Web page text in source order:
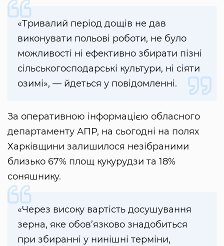
«Тривалий період дощів не дав
виконувати польові роботи, не було
можливості ні ефективно збирати пізні
сільськогосподарські культури, ні сіяти
озимі», — йдеться у повідомленні.
За оперативною інформацією обласного
департаменту АПР, на сьогодні на полях
Харківщини залишилося незібраними
близько 67% площ кукурудзи та 18%
соняшнику.
«Через високу вартість досушування
зерна, яке обов’язково знадобиться
при збиранні у нинішні терміни,